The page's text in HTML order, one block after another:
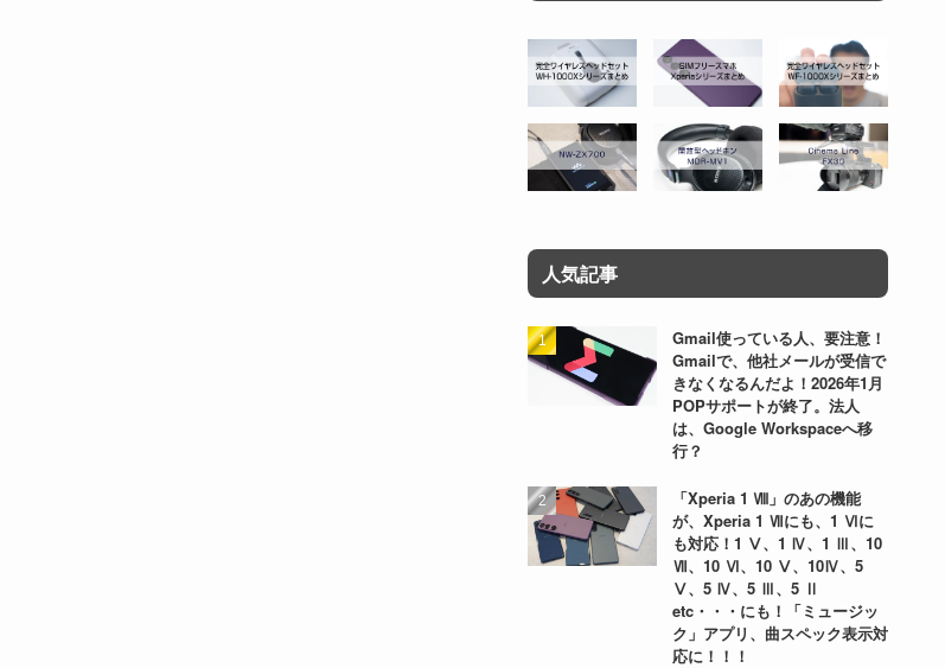
人気記事
Gmail使っている人、要注意！
Gmailで、他社メールが受信で
きなくなるんだよ！2026年1月
POPサポートが終了。法人
は、Google Workspaceへ移
行？
「Xperia 1 Ⅷ」のあの機能
が、Xperia 1 Ⅶにも、1 Ⅵに
も対応！1 Ⅴ、1 Ⅳ、1 Ⅲ、10
Ⅶ、10 Ⅵ、10 Ⅴ、10Ⅳ、5
Ⅴ、5 Ⅳ、5 Ⅲ、5 Ⅱ
etc・・・にも！「ミュージッ
ク」アプリ、曲スペック表示対
応に！！！